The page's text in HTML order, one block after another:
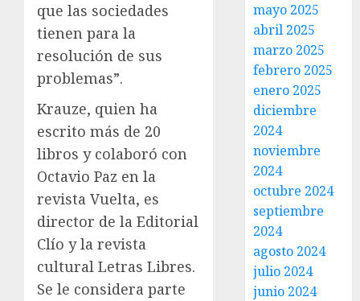
que las sociedades
tienen para la
resolución de sus
problemas”.
Krauze, quien ha
escrito más de 20
libros y colaboró con
Octavio Paz en la
revista Vuelta, es
director de la Editorial
Clío y la revista
cultural Letras Libres.
Se le considera parte
mayo 2025
abril 2025
marzo 2025
febrero 2025
enero 2025
diciembre
2024
noviembre
2024
octubre 2024
septiembre
2024
agosto 2024
julio 2024
junio 2024